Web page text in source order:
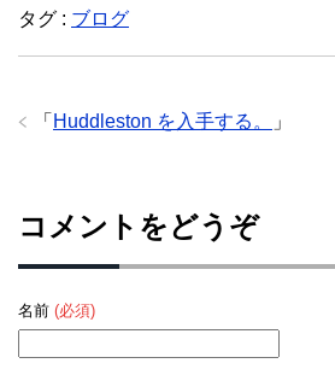
タグ : ブログ
「 Huddleston を入手する。 」
コメントをどうぞ
名前 (必須)